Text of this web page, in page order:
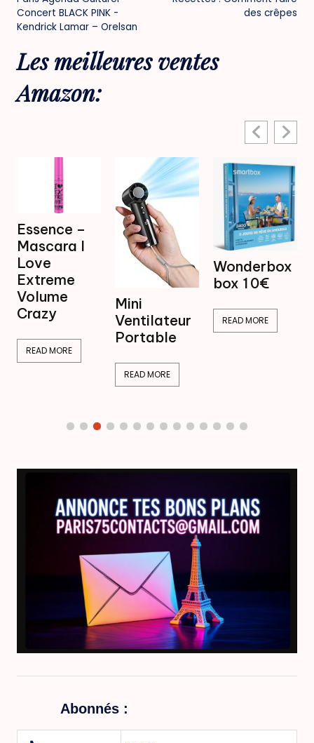
navigation
Concert BLACK PINK -
Kendrick Lamar – Orelsan
des crêpes
Les meilleures ventes
Amazon:
–
I
MORE
Ventilateur
Portable
READ MORE
Wonderbox
box 1 0€
READ MORE
Abonnés :